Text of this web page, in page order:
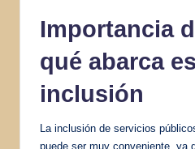
Importancia
qué abarca
inclusión
La inclusión de servicios
puede ser muy conveniente, ya